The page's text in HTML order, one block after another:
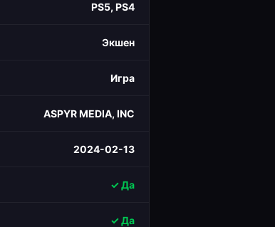
PS5, PS4
Экшен
Игра
ASPYR MEDIA, INC
2024-02-13
✓ Да
✓ Да